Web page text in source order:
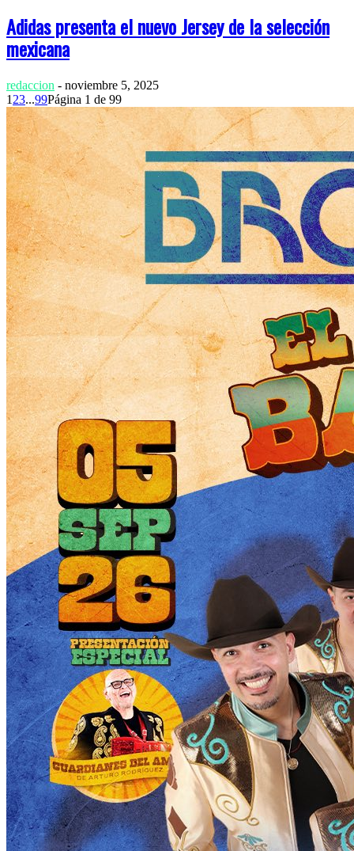
Adidas presenta el nuevo Jersey de la selección
mexicana
redaccion - noviembre 5, 2025
1 23...99Página 1 de 99